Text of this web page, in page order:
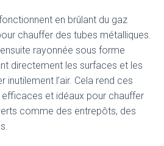
en brûlant du gaz
chauffer des tubes métalliques.
rayonnée sous forme
directement les surfaces et les
inutilement l’air. Cela rend ces
et idéaux pour chauffer
comme des entrepôts, des